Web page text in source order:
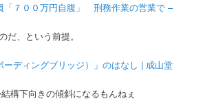
「７００万円自腹」 刑務作業の営業で –
だ、という前提。
ーディングブリッジ）」のはなし | 成山堂
構下向きの傾斜になるもんねぇ